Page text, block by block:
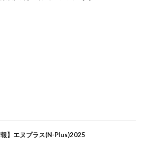
報】エヌプラス(N-Plus)2025